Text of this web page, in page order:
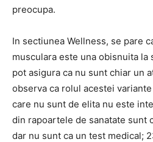
preocupa.
In sectiunea Wellness, se pare
musculara este una obisnuita
pot asigura ca nu sunt chiar un
observa ca rolul acestei
care nu sunt de elita nu este
din rapoartele de sanatate sunt
dar nu sunt ca un test medical;